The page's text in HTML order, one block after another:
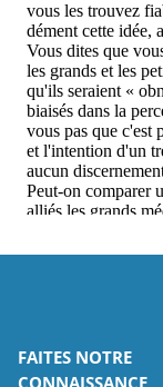
FAITES NOTRE
CONNAISSANCE